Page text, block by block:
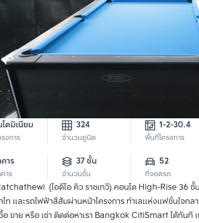
ดมิเนียม
รงการ
324
จำนวนยูนิต พื้นที่โครงการ
าร
าร
37 ชั้น
จำนวนชั้น
52
ที่จอดรถ
(ไอดีโอ คิว ราชเทวี) คอนโด High-Rise 36 ชั้
ท และรถไฟฟ้าสีส้มผ่านหน้าโครงการ ทำเลแห่งแฟชั่นใจ
ขาย หรือ เช่า ติดต่อหาเรา Bangkok CitiSmart ได้ทันที